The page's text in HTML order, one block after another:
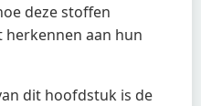
deze stoffen
herkennen aan hun
dit hoofdstuk is de